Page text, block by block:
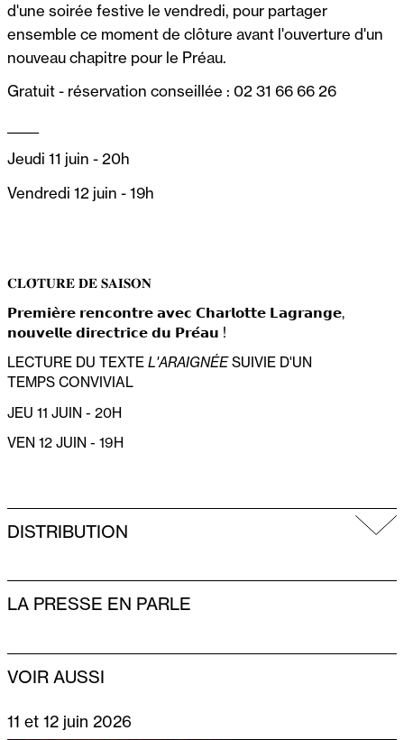
𝐂𝐋𝐎̂𝐓𝐔𝐑𝐄 𝐃𝐄 𝐒𝐀𝐈𝐒𝐎𝐍
𝗣𝗿𝗲𝗺𝗶𝗲̀𝗿𝗲 𝗿𝗲𝗻𝗰𝗼𝗻𝘁𝗿𝗲 𝗮𝘃𝗲𝗰 𝗖𝗵𝗮𝗿𝗹𝗼𝘁𝘁𝗲 𝗟𝗮𝗴𝗿𝗮𝗻𝗴𝗲,
𝗻𝗼𝘂𝘃𝗲𝗹𝗹𝗲 𝗱𝗶𝗿𝗲𝗰𝘁𝗿𝗶𝗰𝗲 𝗱𝘂 𝗣𝗿𝗲́𝗮𝘂 !
LECTURE DU TEXTE L'ARAIGNÉESUIVIE D'UN
TEMPS CONVIVIAL
JEU 11 JUIN - 20H
VEN 12 JUIN - 19H
d'une soirée festive le vendredi, pour partager
ensemble ce moment de clôture avant l'ouverture d'un
nouveau chapitre pour le Préau.
Gratuit - réservation conseillée : 02 31 66 66 26
Jeudi 11 juin - 20h
Vendredi 12 juin - 19h
DISTRIBUTION
LA PRESSE EN PARLE
VOIR AUSSI
11 et 12 juin 2026